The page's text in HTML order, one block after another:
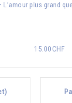
L’amour plus grand
15.00CHF